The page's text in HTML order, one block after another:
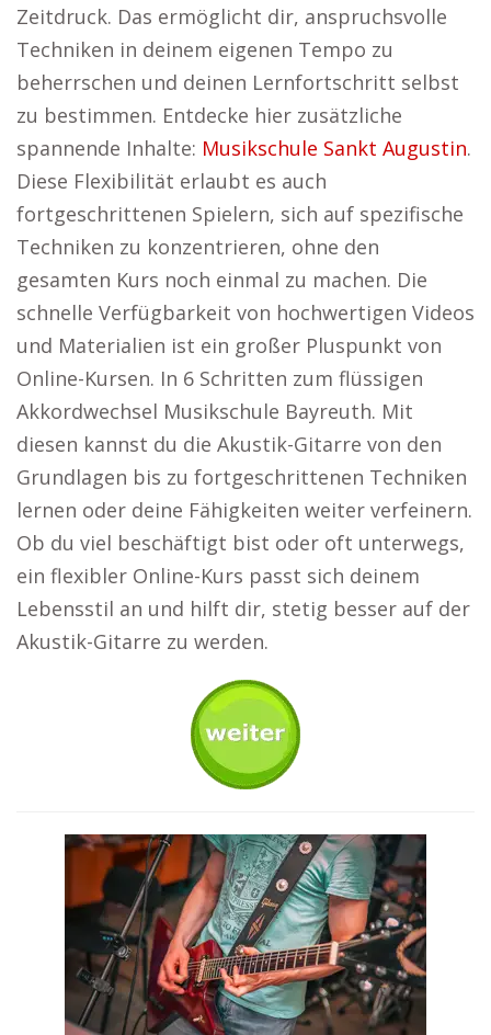
Zeitdruck. Das ermöglicht dir, anspruchsvolle
Techniken in deinem eigenen Tempo zu
beherrschen und deinen Lernfortschritt selbst
zu bestimmen. Entdecke hier zusätzliche
spannende Inhalte: Musikschule Sankt Augustin.
Diese Flexibilität erlaubt es auch
fortgeschrittenen Spielern, sich auf spezifische
Techniken zu konzentrieren, ohne den
gesamten Kurs noch einmal zu machen. Die
schnelle Verfügbarkeit von hochwertigen Videos
und Materialien ist ein großer Pluspunkt von
Online-Kursen. In 6 Schritten zum flüssigen
Akkordwechsel Musikschule Bayreuth. Mit
diesen kannst du die Akustik-Gitarre von den
Grundlagen bis zu fortgeschrittenen Techniken
lernen oder deine Fähigkeiten weiter verfeinern.
Ob du viel beschäftigt bist oder oft unterwegs,
ein flexibler Online-Kurs passt sich deinem
Lebensstil an und hilft dir, stetig besser auf der
Akustik-Gitarre zu werden.